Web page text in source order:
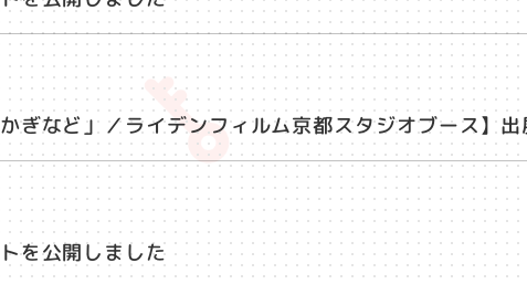
ぎなど」／ライデンフィルム京都スタジオブース】
を公開しました